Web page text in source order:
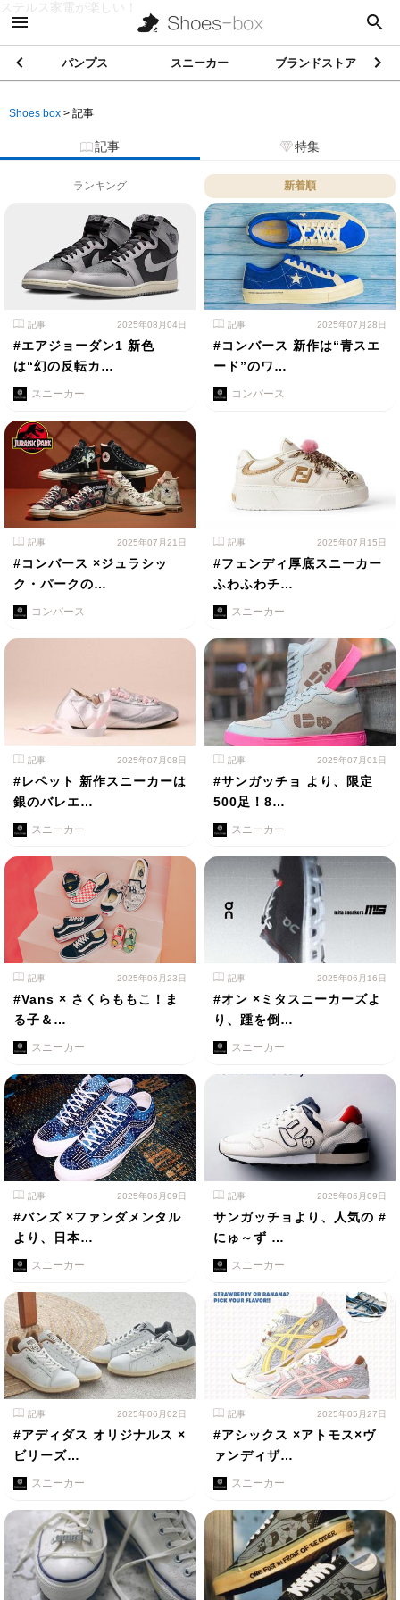
ステルス家電が楽しい！
パンプス スニーカー ブランドストア
Shoes box > 記事
記事 特集
ランキング 新着順
記事 2025年08月04日
#エアジョーダン1 新色
は“幻の反転カ…
スニーカー
記事 2025年07月28日
#コンバース 新作は“青スエ
ード”のワ…
コンバース
記事 2025年07月21日
#コンバース ×ジュラシッ
ク・パークの…
コンバース
記事 2025年07月15日
#フェンディ厚底スニーカー
ふわふわチ…
スニーカー
記事 2025年07月08日
#レペット 新作スニーカーは
銀のバレエ…
スニーカー
記事 2025年07月01日
#サンガッチョ より、限定
500足！8…
スニーカー
記事 2025年06月23日
#Vans × さくらももこ！ま
る子＆…
スニーカー
記事 2025年06月16日
#オン ×ミタスニーカーズよ
り、踵を倒…
スニーカー
記事 2025年06月09日
#バンズ ×ファンダメンタル
より、日本…
スニーカー
記事 2025年06月09日
サンガッチョより、人気の #
にゅ～ず …
スニーカー
記事 2025年06月02日
#アディダス オリジナルス ×
ビリーズ…
スニーカー
記事 2025年05月27日
#アシックス ×アトモス×ヴ
ァンディザ…
スニーカー